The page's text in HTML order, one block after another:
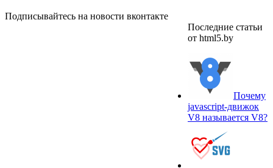
Подписывайтесь на новости вконтакте
Последние статьи
от html5.by
Почему
javascript-движок
V8 называется V8?